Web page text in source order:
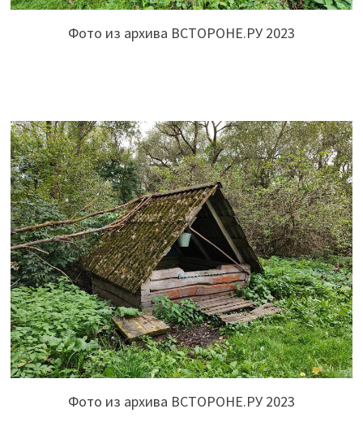
Фото из архива ВСТОРОНЕ.РУ 2023
Фото из архива ВСТОРОНЕ.РУ 2023